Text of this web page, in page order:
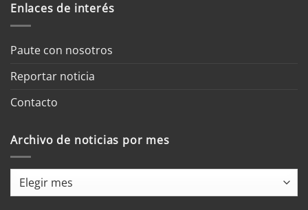
Enlaces de interés
Paute con nosotros
Reportar noticia
Contacto
Archivo de noticias por mes
Archivo